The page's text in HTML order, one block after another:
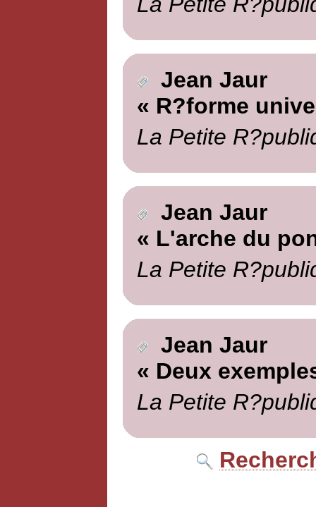
Jean Jaur
« R?forme
La Petite
Jean Jaur
« L'arche du
La Petite
Jean Jaur
« Deux
La Petite